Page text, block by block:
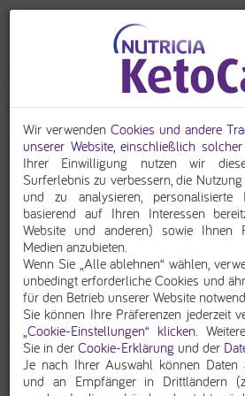
Ketogenes Kochevent in der Villa
Zum wiederholten Mal trafen sich Eltern
in der Villa Kunterbunt des Klinikums
Borromäerinnen in Trier zum ketogenen
Wir verwenden Cookies und andere
unserer Website, einschließlich
Ihrer Einwilligung nutzen wir
Surferlebnis zu verbessern, die
und zu analysieren,
basierend auf Ihren Interessen
Website und anderen) sowie Ihnen
Medien anzubieten.
Wenn Sie „Alle ablehnen“ wählen,
unbedingt erforderliche Cookies und
für den Betrieb unserer Website
Sie können Ihre Präferenzen jederzeit
„Cookie-Einstellungen“ klicken.
Sie in der Cookie-Erklärung und der
Je nach Ihrer Auswahl können Daten
und an Empfänger in Drittländern